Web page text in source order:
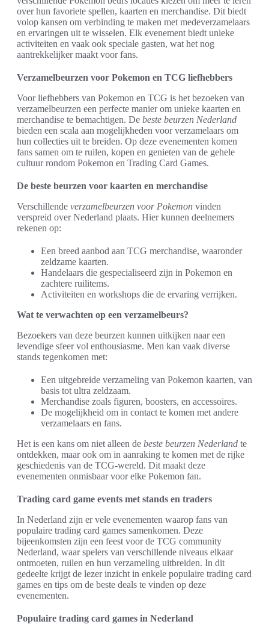
over hun favoriete spellen, kaarten en merchandise. Dit biedt
volop kansen om verbinding te maken met medeverzamelaars
en ervaringen uit te wisselen. Elk evenement biedt unieke
activiteiten en vaak ook speciale gasten, wat het nog
aantrekkelijker maakt voor fans.
Verzamelbeurzen voor Pokemon en TCG liefhebbers
Voor liefhebbers van Pokemon en TCG is het bezoeken van
verzamelbeurzen een perfecte manier om unieke kaarten en
merchandise te bemachtigen. De beste beurzen Nederland
bieden een scala aan mogelijkheden voor verzamelaars om
hun collecties uit te breiden. Op deze evenementen komen
fans samen om te ruilen, kopen en genieten van de gehele
cultuur rondom Pokemon en Trading Card Games.
De beste beurzen voor kaarten en merchandise
Verschillende verzamelbeurzen voor Pokemon vinden
verspreid over Nederland plaats. Hier kunnen deelnemers
rekenen op:
Een breed aanbod aan TCG merchandise, waaronder
zeldzame kaarten.
Handelaars die gespecialiseerd zijn in Pokemon en
zachtere ruilitems.
Activiteiten en workshops die de ervaring verrijken.
Wat te verwachten op een verzamelbeurs?
Bezoekers van deze beurzen kunnen uitkijken naar een
levendige sfeer vol enthousiasme. Men kan vaak diverse
stands tegenkomen met:
Een uitgebreide verzameling van Pokemon kaarten, van
basis tot ultra zeldzaam.
Merchandise zoals figuren, boosters, en accessoires.
De mogelijkheid om in contact te komen met andere
verzamelaars en fans.
Het is een kans om niet alleen de beste beurzen Nederland te
ontdekken, maar ook om in aanraking te komen met de rijke
geschiedenis van de TCG-wereld. Dit maakt deze
evenementen onmisbaar voor elke Pokemon fan.
Trading card game events met stands en traders
In Nederland zijn er vele evenementen waarop fans van
populaire trading card games samenkomen. Deze
bijeenkomsten zijn een feest voor de TCG community
Nederland, waar spelers van verschillende niveaus elkaar
ontmoeten, ruilen en hun verzameling uitbreiden. In dit
gedeelte krijgt de lezer inzicht in enkele populaire trading card
games en tips om de beste deals te vinden op deze
evenementen.
Populaire trading card games in Nederland